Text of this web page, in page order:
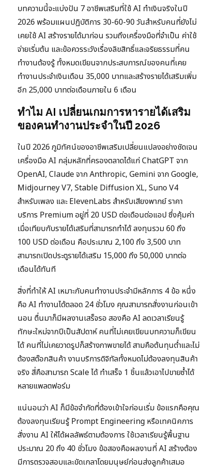
บทความนี้จะแบ่งปัน 7 อาชีพเสริมที่ใช้ AI ทำเงินจริงในปี
2026 พร้อมแผนปฏิบัติการ 30-60-90 วันสำหรับคนที่ยังไม่
เคยใช้ AI สร้างรายได้มาก่อน รวมถึงเครื่องมือที่จำเป็น ค่าใช้
จ่ายเริ่มต้น และข้อควรระวังเรื่องลิขสิทธิ์และจริยธรรมที่คน
ทำงานต้องรู้ ทั้งหมดเขียนจากประสบการณ์ของคนที่เคย
ทำงานประจำเงินเดือน 35,000 บาทและสร้างรายได้เสริมเพิ่ม
อีก 25,000 บาทต่อเดือนภายใน 6 เดือน
ทำไม AI เปลี่ยนเกมการหารายได้เสริม
ของคนทำงานประจำในปี 2026
ในปี 2026 ภูมิทัศน์ของอาชีพเสริมเปลี่ยนแปลงอย่างชัดเจน
เครื่องมือ AI กลุ่มหลักที่ครองตลาดได้แก่ ChatGPT จาก
OpenAI, Claude จาก Anthropic, Gemini จาก Google,
Midjourney V7, Stable Diffusion XL, Suno V4
สำหรับเพลง และ ElevenLabs สำหรับเสียงพากย์ ราคา
บริการ Premium อยู่ที่ 20 USD ต่อเดือนต่อแอป ซึ่งคุ้มค่า
เมื่อเทียบกับรายได้เสริมที่สามารถทำได้ ลงทุนรวม 60 ถึง
100 USD ต่อเดือน คือประมาณ 2,100 ถึง 3,500 บาท
สามารถเปิดประตูรายได้เสริม 15,000 ถึง 50,000 บาทต่อ
เดือนได้ทันที
สิ่งที่ทำให้ AI เหมาะกับคนทำงานประจำมีหลักการ 4 ข้อ หนึ่ง
คือ AI ทำงานได้ตลอด 24 ชั่วโมง คุณสามารถสั่งงานก่อนเข้า
นอน ตื่นมาก็มีผลงานเสร็จรอ สองคือ AI ลดเวลาเรียนรู้
ทักษะใหม่จากปีเป็นสัปดาห์ คนที่ไม่เคยเขียนบทความก็เขียน
ได้ คนที่ไม่เคยวาดรูปก็สร้างภาพขายได้ สามคือต้นทุนต่ำและไม่
ต้องสต๊อกสินค้า งานบริการดิจิทัลทั้งหมดไม่ต้องลงทุนสินค้า
จริง สี่คือสามารถ Scale ได้ ทำเสร็จ 1 ชิ้นแล้วเอาไปขายซ้ำได้
หลายแพลตฟอร์ม
แน่นอนว่า AI ก็มีข้อจำกัดที่ต้องเข้าใจก่อนเริ่ม ข้อแรกคือคุณ
ต้องลงทุนเรียนรู้ Prompt Engineering หรือเทคนิคการ
สั่งงาน AI ให้ได้ผลลัพธ์ตามต้องการ ใช้เวลาเรียนรู้พื้นฐาน
ประมาณ 20 ถึง 40 ชั่วโมง ข้อสองคือผลงานที่ AI สร้างต้อง
มีการตรวจสอบและขัดเกลาโดยมนุษย์ก่อนส่งลูกค้าเสมอ